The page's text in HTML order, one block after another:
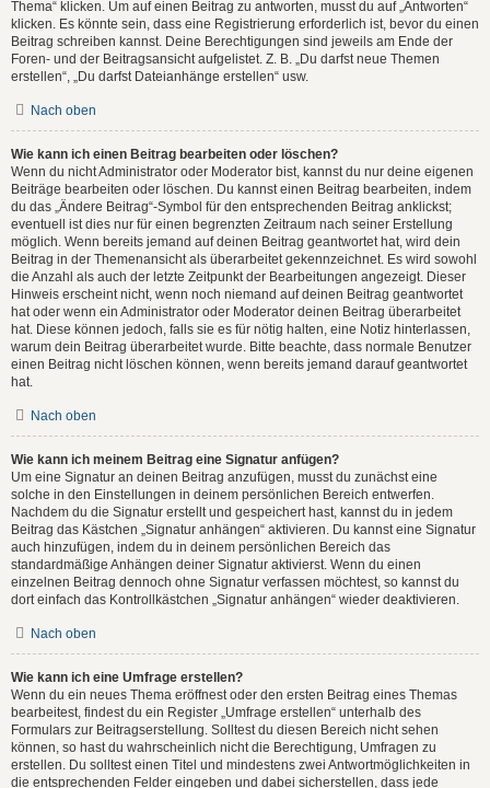
Thema“ klicken. Um auf einen Beitrag zu antworten, musst du auf „Antworten“
klicken. Es könnte sein, dass eine Registrierung erforderlich ist, bevor du einen
Beitrag schreiben kannst. Deine Berechtigungen sind jeweils am Ende der
Foren- und der Beitragsansicht aufgelistet. Z. B. „Du darfst neue Themen
erstellen“, „Du darfst Dateianhänge erstellen“ usw.
Nach oben
Wie kann ich einen Beitrag bearbeiten oder löschen?
Wenn du nicht Administrator oder Moderator bist, kannst du nur deine eigenen
Beiträge bearbeiten oder löschen. Du kannst einen Beitrag bearbeiten, indem
du das „Ändere Beitrag“-Symbol für den entsprechenden Beitrag anklickst;
eventuell ist dies nur für einen begrenzten Zeitraum nach seiner Erstellung
möglich. Wenn bereits jemand auf deinen Beitrag geantwortet hat, wird dein
Beitrag in der Themenansicht als überarbeitet gekennzeichnet. Es wird sowohl
die Anzahl als auch der letzte Zeitpunkt der Bearbeitungen angezeigt. Dieser
Hinweis erscheint nicht, wenn noch niemand auf deinen Beitrag geantwortet
hat oder wenn ein Administrator oder Moderator deinen Beitrag überarbeitet
hat. Diese können jedoch, falls sie es für nötig halten, eine Notiz hinterlassen,
warum dein Beitrag überarbeitet wurde. Bitte beachte, dass normale Benutzer
einen Beitrag nicht löschen können, wenn bereits jemand darauf geantwortet
hat.
Nach oben
Wie kann ich meinem Beitrag eine Signatur anfügen?
Um eine Signatur an deinen Beitrag anzufügen, musst du zunächst eine
solche in den Einstellungen in deinem persönlichen Bereich entwerfen.
Nachdem du die Signatur erstellt und gespeichert hast, kannst du in jedem
Beitrag das Kästchen „Signatur anhängen“ aktivieren. Du kannst eine Signatur
auch hinzufügen, indem du in deinem persönlichen Bereich das
standardmäßige Anhängen deiner Signatur aktivierst. Wenn du einen
einzelnen Beitrag dennoch ohne Signatur verfassen möchtest, so kannst du
dort einfach das Kontrollkästchen „Signatur anhängen“ wieder deaktivieren.
Nach oben
Wie kann ich eine Umfrage erstellen?
Wenn du ein neues Thema eröffnest oder den ersten Beitrag eines Themas
bearbeitest, findest du ein Register „Umfrage erstellen“ unterhalb des
Formulars zur Beitragserstellung. Solltest du diesen Bereich nicht sehen
können, so hast du wahrscheinlich nicht die Berechtigung, Umfragen zu
erstellen. Du solltest einen Titel und mindestens zwei Antwortmöglichkeiten in
die entsprechenden Felder eingeben und dabei sicherstellen, dass jede